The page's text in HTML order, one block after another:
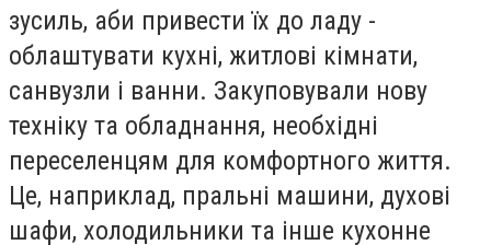
зусиль, аби привести їх до ладу -
облаштувати кухні, житлові кімнати,
санвузли і ванни. Закуповували нову
техніку та обладнання, необхідні
переселенцям для комфортного життя.
Це, наприклад, пральні машини, духові
шафи, холодильники та інше кухонне